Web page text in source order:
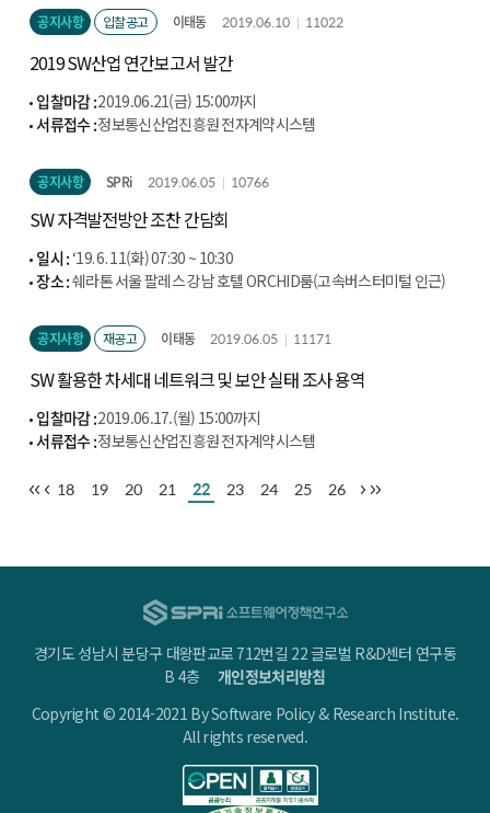
공지사항 입찰공고 이태동 2019.06.10 11022
2019 SW산업 연간보고서 발간
입찰마감 :2019.06.21(금) 15:00까지
서류접수 :정보통신산업진흥원 전자계약시스템
공지사항 SPRi 2019.06.05 10766
SW 자격발전방안 조찬 간담회
일시 :‘19. 6. 11(화) 07:30 ~ 10:30
장소 :쉐라톤 서울 팔레스 강남 호텔 ORCHID룸(고속버스터미털 인근)
공지사항 재공고 이태동 2019.06.05 11171
SW 활용한 차세대 네트워크 및 보안 실태 조사 용역
입찰마감 :2019.06.17.(월) 15:00까지
서류접수 :정보통신산업진흥원 전자계약시스템
18 19 20 21 22 23 24 25 26
경기도 성남시 분당구 대왕판교로 712번길 22 글로벌 R&D센터 연구동
B 4층개인정보처리방침
Copyright © 2014-2021 By Software Policy & Research Institute.
All rights reserved.